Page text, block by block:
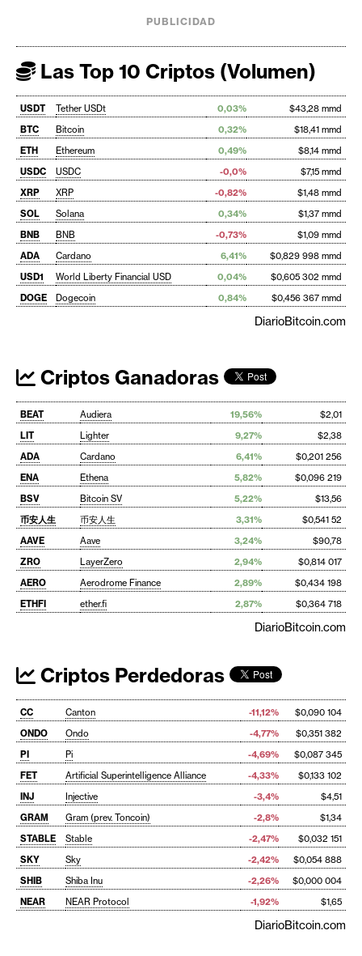
PUBLICIDAD
Las Top 10 Criptos (Volumen)
USDT Tether USDt 0,03%
$43,28 mmd
BTC
Bitcoin 0,32%
$18,41 mmd
ETH
Ethereum 0,49%
$8,14 mmd
USDC
USDC -0,0%
$7,15 mmd
XRP
XRP -0,82%
$1,48 mmd
SOL
Solana 0,34%
$1,37 mmd
BNB
BNB -0,73%
$1,09 mmd
ADA
Cardano 6,41%
$0,829 998 mmd
USD1
World Liberty Financial USD 0,04%
$0,605 302 mmd
DOGE
Dogecoin 0,84% $0,456 367 mmd
DiarioBitcoin.com
Criptos Ganadoras
BEAT Audiera 19,56%
$2,01
LIT
Lighter 9,27%
$2,38
ADA
Cardano 6,41%
$0,201 256
ENA
Ethena 5,82%
$0,096 219
BSV
Bitcoin SV 5,22%
$13,56
币安人生
币安人生 3,31%
$0,541 52
AAVE
Aave 3,24%
$90,78
ZRO
LayerZero 2,94%
$0,814 017
AERO
Aerodrome Finance 2,89%
$0,434 198
ETHFI
ether.fi 2,87% $0,364 718
DiarioBitcoin.com
Criptos Perdedoras
CC Canton -11,12%
$0,090 104
ONDO
Ondo -4,77%
$0,351 382
PI
Pi -4,69%
$0,087 345
FET
Artificial Superintelligence Alliance -4,33%
$0,133 102
INJ
Injective -3,4%
$4,51
GRAM
Gram (prev. Toncoin) -2,8%
$1,34
STABLE
Stable -2,47%
$0,032 151
SKY
Sky -2,42%
$0,054 888
SHIB
Shiba Inu -2,26%
$0,000 004
NEAR
NEAR Protocol -1,92% $1,65
DiarioBitcoin.com